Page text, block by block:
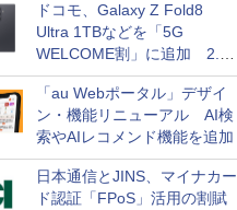
ドコモ、Galaxy Z Fold8
Ultra 1TBなどを「5G
WELCOME割」に追加 2.2
万円引き
「au Webポータル」デザイ
ン・機能リニューアル AI検
索やAIレコメンド機能を追加
日本通信とJINS、マイナカー
ド認証「FPoS」活用の割賦